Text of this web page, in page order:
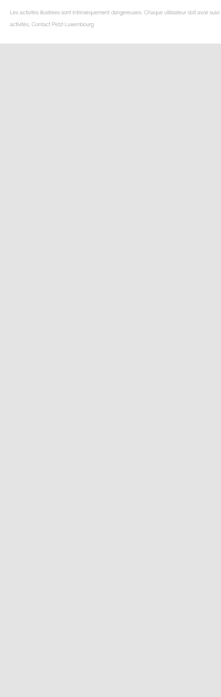
Les activités illustrées sont intrinsèquement dangereuses. Chaque utilisateur doit avoir
activités. Contact Petzl Luxembourg